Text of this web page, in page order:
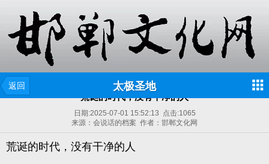
返回 太极圣地
荒诞的时代，没有干净的人
日期:2025-07-01 15:52:13 点击:1065
来源：会说话的档案 作者：邯郸文化网
荒诞的时代，没有干净的人